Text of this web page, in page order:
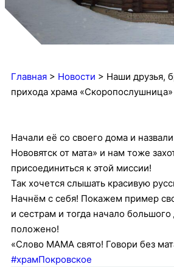
Главная > Новости > Наши друзья,
прихода храма
Начали её со своего дома и
Нововятск от мата» и нам тоже
присоединиться к этой миссии!
Так хочется слышать красивую
Начнём с себя! Покажем пример
и сестрам и тогда начало большого
положено!
«Слово МАМА свято! Говори без
#храмПокровское